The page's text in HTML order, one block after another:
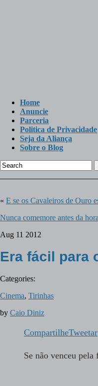
Home
Anuncie
Parceria
Politica de Privacidade
Seja da Aliança
Sobre o Blog
« E se os Cavaleiros de Ouro
Nunca comemore antes da hora
Aug 11 2012
Era fácil para
Categories:
Cinema, Tirinhas
by Caio Diniz
CompartilheTweetar
Se não venceu